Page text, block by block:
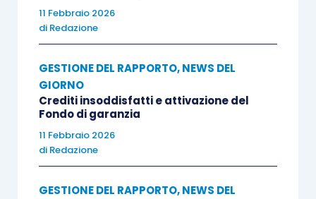
11 Febbraio 2026
di Redazione
GESTIONE DEL RAPPORTO,NEWS DEL
GIORNO
Crediti insoddisfatti e attivazione del
Fondo di garanzia
11 Febbraio 2026
di Redazione
GESTIONE DEL RAPPORTO,NEWS DEL